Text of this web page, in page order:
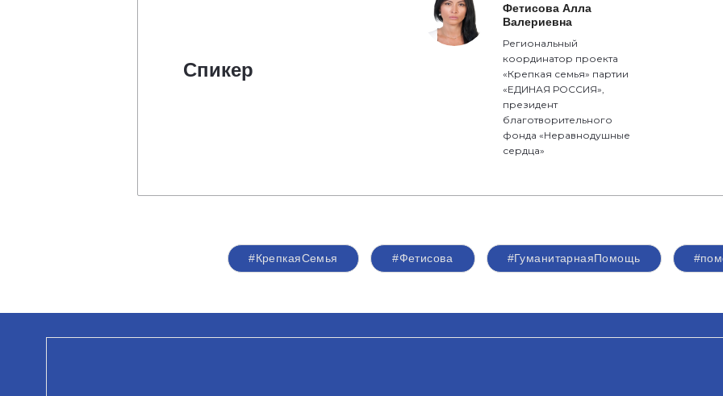
Спикер
Фетисова Алла
Валериевна
Региональный
координатор проекта
«Крепкая семья» партии
«ЕДИНАЯ РОССИЯ»,
президент
благотворительного
фонда «Неравнодушные
сердца»
#КрепкаяСемья #Фетисова #ГуманитарнаяПомощь